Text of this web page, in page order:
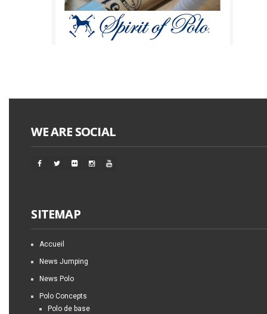
WE ARE SOCIAL
SITEMAP
Accueil
News Jumping
News Polo
Polo Concepts
Polo de base